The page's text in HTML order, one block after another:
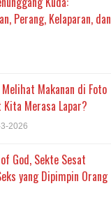
Perang, Kelaparan, dan
Melihat Makanan di Foto
Kita Merasa Lapar?
2026
God, Sekte Sesat
yang Dipimpin Orang